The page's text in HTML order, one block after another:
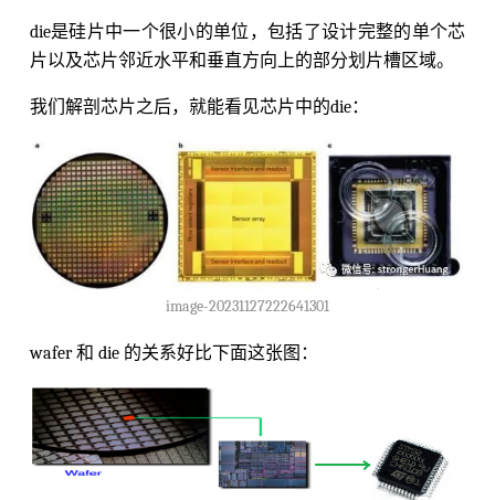
die是硅片中一个很小的单位，包括了设计完整的单个芯
片以及芯片邻近水平和垂直方向上的部分划片槽区域。
我们解剖芯片之后，就能看见芯片中的die：
image-20231127222641301
wafer 和 die 的关系好比下面这张图：